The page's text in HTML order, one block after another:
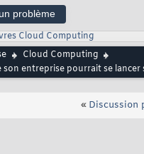
problème
Cloud Computing
Cloud Computing
son entreprise pourrait se
« Discussion